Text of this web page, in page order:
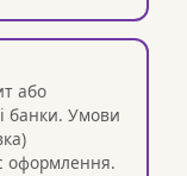
або
банки. Умови
оформлення.